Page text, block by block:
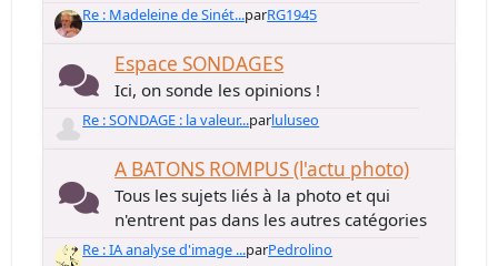
Re : Madeleine de Sinét...parRG1945
Espace SONDAGES
Ici, on sonde les opinions !
Re : SONDAGE : la valeur...parluluseo
A BATONS ROMPUS (l'actu photo)
Tous les sujets liés à la photo et qui
n'entrent pas dans les autres catégories
Re : IA analyse d'image ...parPedrolino